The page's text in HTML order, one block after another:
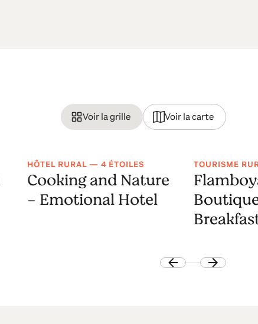
Voir la grille Voir la carte
HÔTEL RURAL — 4 ÉTOILES
Cooking and Nature
- Emotional Hotel
TOURISME